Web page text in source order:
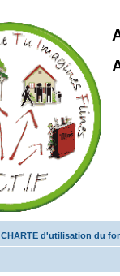
CHARTE d'utilisation du